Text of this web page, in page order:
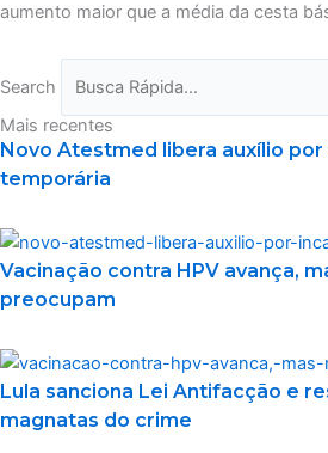
aumento maior que a média da cesta
Search
Mais recentes
Novo Atestmed libera auxílio
temporária
Vacinação contra HPV avança,
preocupam
Lula sanciona Lei Antifacção e
magnatas do crime